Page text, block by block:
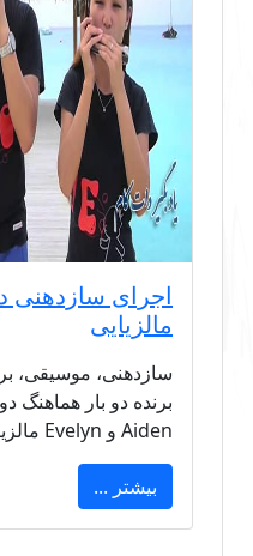
اجرای سازدهنی
مالزیایی
سازدهنی، موسیقی،
برنده دو بار هماهنگ
Aiden و Evelyn مالزیایی
بیشتر ...